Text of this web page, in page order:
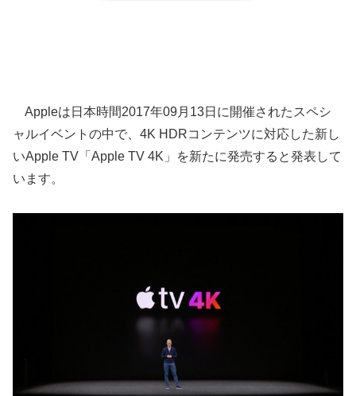
Appleは日本時間2017年09月13日に開催されたスペシ
ャルイベントの中で、4K HDRコンテンツに対応した新し
いApple TV「Apple TV 4K」を新たに発売すると発表して
います。